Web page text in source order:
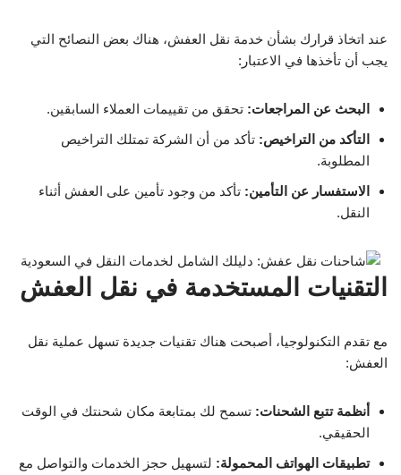
عند اتخاذ قرارك بشأن خدمة نقل العفش، هناك بعض النصائح التي
يجب أن تأخذها في الاعتبار:
البحث عن المراجعات: تحقق من تقييمات العملاء السابقين.
التأكد من التراخيص: تأكد من أن الشركة تمتلك التراخيص
المطلوبة.
الاستفسار عن التأمين: تأكد من وجود تأمين على العفش أثناء
النقل.
التقنيات المستخدمة في نقل العفش
مع تقدم التكنولوجيا، أصبحت هناك تقنيات جديدة تسهل عملية نقل
العفش:
أنظمة تتبع الشحنات: تسمح لك بمتابعة مكان شحنتك في الوقت
الحقيقي.
تطبيقات الهواتف المحمولة: لتسهيل حجز الخدمات والتواصل مع